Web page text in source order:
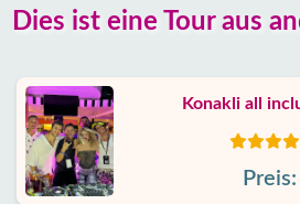
erfahrungen
Über
uns
Dienste
Dies ist eine Tour aus
Konakli all
Preis: